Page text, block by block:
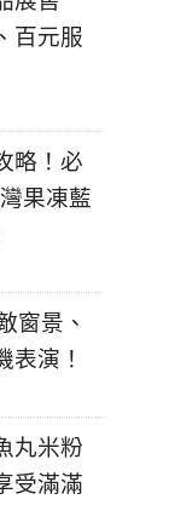
百元服
略！必
果凍藍
窗景、
表演！
丸米粉
受滿滿